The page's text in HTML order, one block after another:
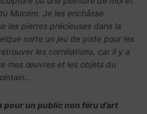
Mucem. Je les enchâsse.
les pierres précieuses dans la
sorte un jeu de piste pour les
les corrélations, car il y a
mes œuvres et les objets du
pour un public non féru d’art